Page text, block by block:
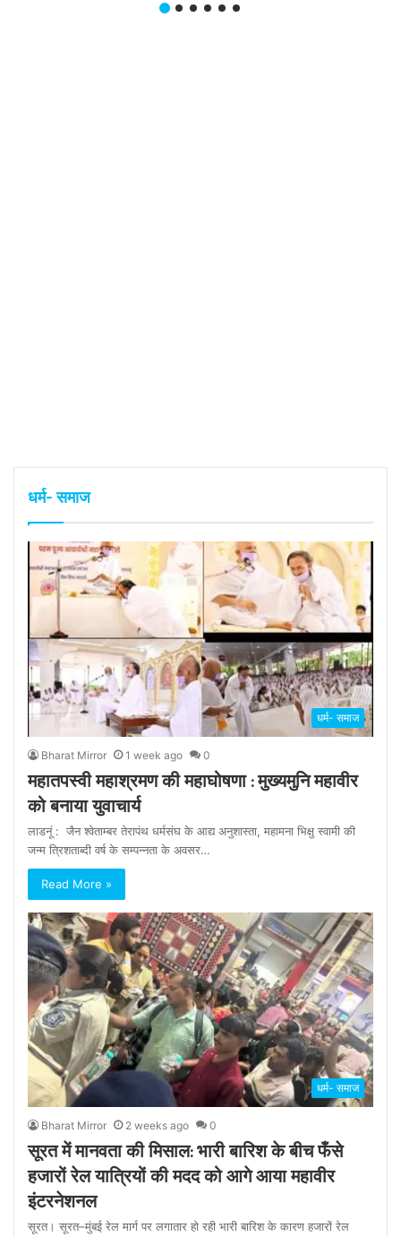
धर्म- समाज
धर्म- समाज
Bharat Mirror 1 week ago 0
महातपस्वी महाश्रमण की महाघोषणा : मुख्यमुनि महावीर
को बनाया युवाचार्य
लाडनूं : जैन श्वेताम्बर तेरापंथ धर्मसंघ के आद्य अनुशास्ता, महामना भिक्षु स्वामी की
जन्म त्रिशताब्दी वर्ष के सम्पन्नता के अवसर…
Read More »
धर्म- समाज
Bharat Mirror 2 weeks ago 0
सूरत में मानवता की मिसाल: भारी बारिश के बीच फँसे
हजारों रेल यात्रियों की मदद को आगे आया महावीर
इंटरनेशनल
सूरत। सूरत–मुंबई रेल मार्ग पर लगातार हो रही भारी बारिश के कारण हजारों रेल